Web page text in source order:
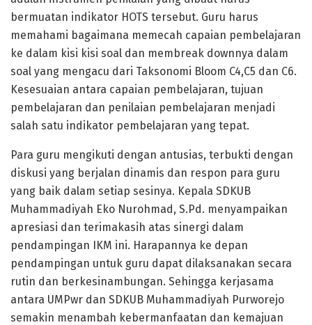
bermuatan indikator HOTS tersebut. Guru harus
memahami bagaimana memecah capaian pembelajaran
ke dalam kisi kisi soal dan membreak downnya dalam
soal yang mengacu dari Taksonomi Bloom C4,C5 dan C6.
Kesesuaian antara capaian pembelajaran, tujuan
pembelajaran dan penilaian pembelajaran menjadi
salah satu indikator pembelajaran yang tepat.
Para guru mengikuti dengan antusias, terbukti dengan
diskusi yang berjalan dinamis dan respon para guru
yang baik dalam setiap sesinya. Kepala SDKUB
Muhammadiyah Eko Nurohmad, S.Pd. menyampaikan
apresiasi dan terimakasih atas sinergi dalam
pendampingan IKM ini. Harapannya ke depan
pendampingan untuk guru dapat dilaksanakan secara
rutin dan berkesinambungan. Sehingga kerjasama
antara UMPwr dan SDKUB Muhammadiyah Purworejo
semakin menambah kebermanfaatan dan kemajuan